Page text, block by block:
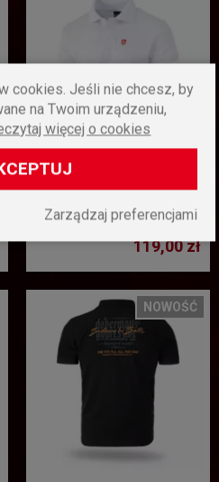
Polo Koszulka Dobermans
Aggressive "DOBERMANS
TSP132" - biała
119,00 zł
NOWOŚĆ
cookies. Jeśli nie chcesz, by
na Twoim urządzeniu,
więcej o cookies
Zarządzaj preferencjami